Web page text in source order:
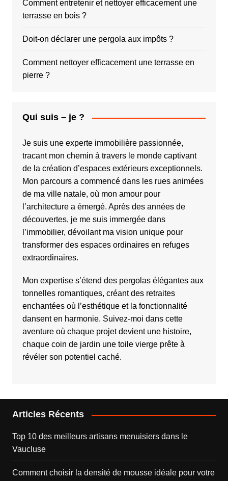
Comment entretenir et nettoyer efficacement une
terrasse en bois ?
Doit-on déclarer une pergola aux impôts ?
Comment nettoyer efficacement une terrasse en
pierre ?
Qui suis – je ?
Je suis une experte immobilière passionnée,
tracant mon chemin à travers le monde captivant
de la création d’espaces extérieurs exceptionnels.
Mon parcours a commencé dans les rues animées
de ma ville natale, où mon amour pour
l’architecture a émergé. Après des années de
découvertes, je me suis immergée dans
l’immobilier, dévoilant ma vision unique pour
transformer des espaces ordinaires en refuges
extraordinaires.
Mon expertise s’étend des pergolas élégantes aux
tonnelles romantiques, créant des retraites
enchantées où l’esthétique et la fonctionnalité
dansent en harmonie. Suivez-moi dans cette
aventure où chaque projet devient une histoire,
chaque coin de jardin une toile vierge prête à
révéler son potentiel caché.
Articles Récents
Top 10 des meilleurs artisans menuisiers dans le
Vaucluse
Comment choisir la densité de mousse idéale pour votre